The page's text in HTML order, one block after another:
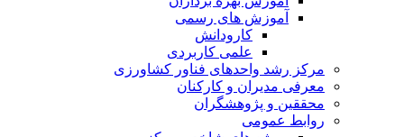
آموزش های رسمی
کارودانش
علمی کاربردی
مرکز رشد واحدهای فناور کشاورزی
معرفی مدیران و کارکنان
محققین و پژوهشگران
روابط عمومی